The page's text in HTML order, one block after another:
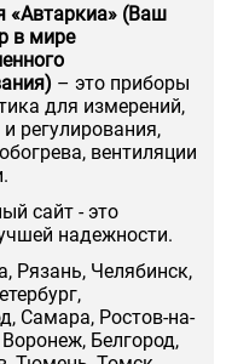
«Автаркиа» (Ваш
в мире
– это приборы
для измерений,
регулирования,
вентиляции
сайт - это
надежности.
Рязань, Челябинск,
Самара, Ростов-на-
Белгород,